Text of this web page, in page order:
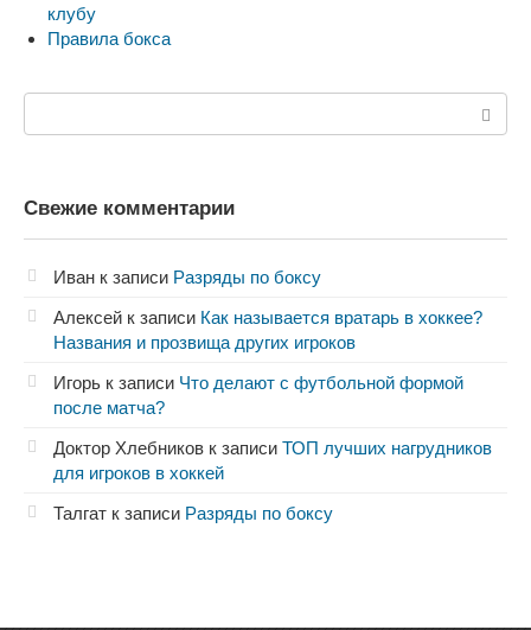
клубу
Правила бокса
Свежие комментарии
Иван к записи Разряды по боксу
Алексей к записи Как называется вратарь в хоккее?
Названия и прозвища других игроков
Игорь к записи Что делают с футбольной формой
после матча?
Доктор Хлебников к записи ТОП лучших нагрудников
для игроков в хоккей
Талгат к записи Разряды по боксу